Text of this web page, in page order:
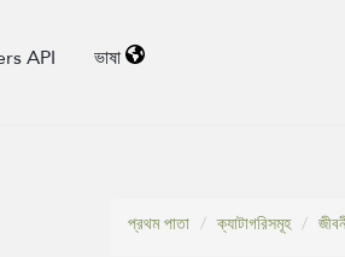
API ভাষা
প্রথম পাতা
ক্যাটাগরিসমূহ